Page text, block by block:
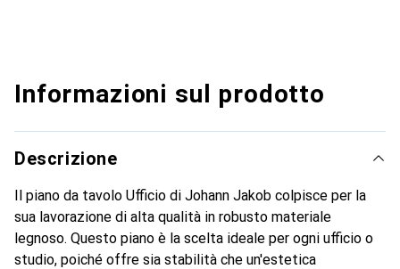
Informazioni sul prodotto
Descrizione
Il piano da tavolo Ufficio di Johann Jakob colpisce per la
sua lavorazione di alta qualità in robusto materiale
legnoso. Questo piano è la scelta ideale per ogni ufficio o
studio, poiché offre sia stabilità che un'estetica